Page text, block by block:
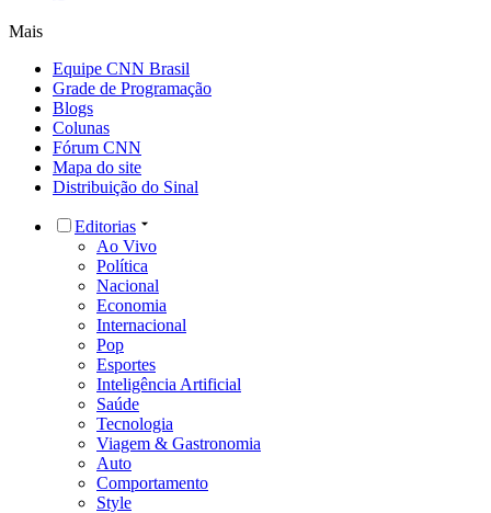
Mais
Equipe CNN Brasil
Grade de Programação
Blogs
Colunas
Fórum CNN
Mapa do site
Distribuição do Sinal
Editorias
Ao Vivo
Política
Nacional
Economia
Internacional
Pop
Esportes
Inteligência Artificial
Saúde
Tecnologia
Viagem & Gastronomia
Auto
Comportamento
Style